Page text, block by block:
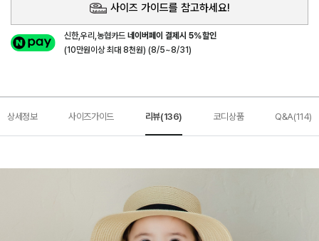
사이즈 가이드를 참고하세요!
신한,우리,농협카드네이버페이 결제시 5%할인
(10만원이상 최대 8천원) (8/5~8/31)
상세정보 사이즈가이드 리뷰(136) 코디상품 Q&A(114)